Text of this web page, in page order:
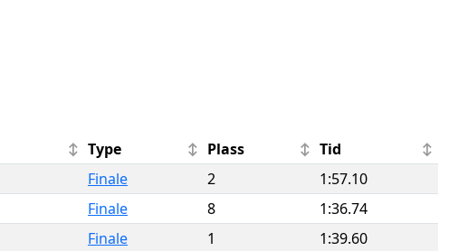
Type Plass
Tid
Finale 2
1:57.10
Finale 8
1:36.74
Finale 1
1:39.60